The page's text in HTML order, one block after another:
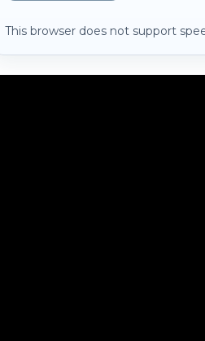
This browser does not support